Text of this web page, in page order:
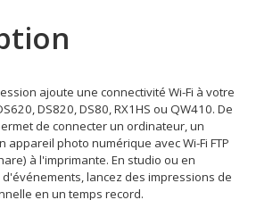
ajoute une connectivité Wi-Fi à votre
DS820, DS80, RX1HS ou QW410. De
de connecter un ordinateur, un
appareil photo numérique avec Wi-Fi FTP
à l'imprimante. En studio ou en
lancez des impressions de
en un temps record.